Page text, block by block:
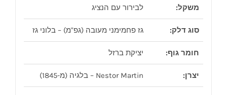
משקל: לבירור עם הנציג
סוג דלק: גז פחמימני מעובה (גפ"מ) – בלוני גז
חומר גוף: יציקת ברזל
יצרן: Nestor Martin – בלגיה (מ-1845)